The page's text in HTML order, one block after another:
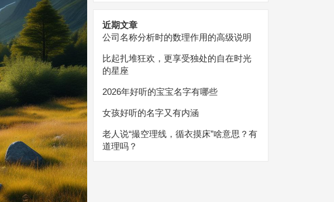
近期文章
公司名称分析时的数理作用的高级说明
比起扎堆狂欢，更享受独处的自在时光
的星座
2026年好听的宝宝名字有哪些
女孩好听的名字又有内涵
老人说“撮空理线，循衣摸床”啥意思？有
道理吗？